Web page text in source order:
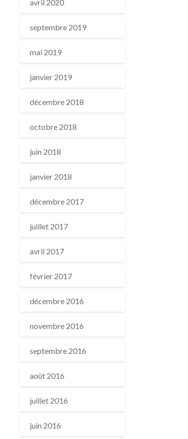
avril 2020
septembre 2019
mai 2019
janvier 2019
décembre 2018
octobre 2018
juin 2018
janvier 2018
décembre 2017
juillet 2017
avril 2017
février 2017
décembre 2016
novembre 2016
septembre 2016
août 2016
juillet 2016
juin 2016